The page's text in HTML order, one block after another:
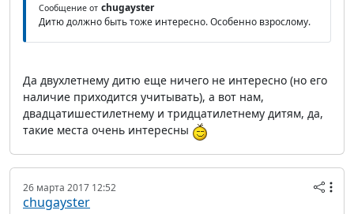
Сообщение от chugayster
Дитю должно быть тоже интересно. Особенно взрослому.
Да двухлетнему дитю еще ничего не интересно (но его
наличие приходится учитывать), а вот нам,
двадцатишестилетнему и тридцатилетнему дитям, да,
такие места очень интересны
26 марта 2017 12:52
chugayster